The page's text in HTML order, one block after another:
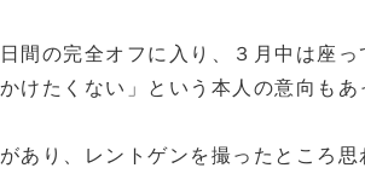
の完全オフに入り、３月中は座
けたくない」という本人の意向も
り、レントゲンを撮ったところ思